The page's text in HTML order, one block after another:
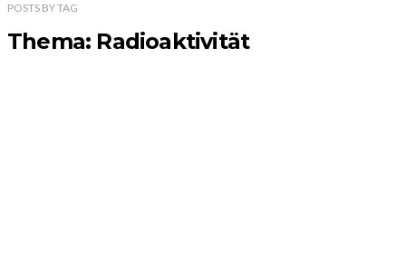
POSTS BYTAG
Thema: Radioaktivität